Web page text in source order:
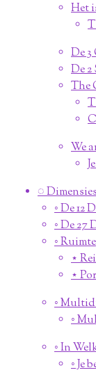
Het
De
De
The
We
◌
◦ De 12
◦ De 27
◦
⋆
⋆
◦
◦
◦ In
◦ Je